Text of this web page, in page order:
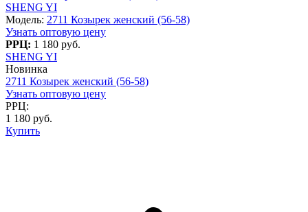
SHENG YI
Модель: 2711 Козырек женский (56-58)
Узнать оптовую цену
РРЦ: 1 180 руб.
SHENG YI
Новинка
2711 Козырек женский (56-58)
Узнать оптовую цену
РРЦ:
1 180 руб.
Купить